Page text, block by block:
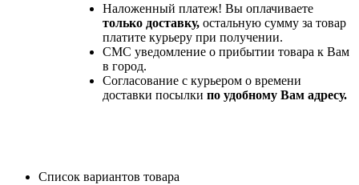
Наложенный платеж! Вы оплачиваете
только доставку, остальную сумму за товар
платите курьеру при получении.
СМС уведомление о прибытии товара к Вам
в город.
Согласование с курьером о времени
доставки посылки по удобному Вам адресу.
Список вариантов товара